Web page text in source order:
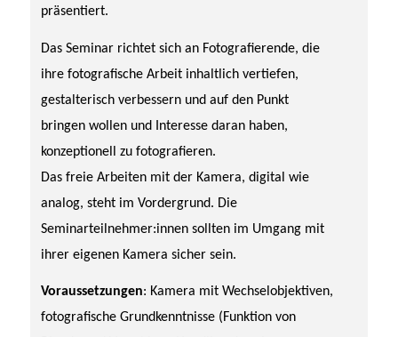
präsentiert.
Das Seminar richtet sich an Fotografierende, die
ihre fotografische Arbeit inhaltlich vertiefen,
gestalterisch verbessern und auf den Punkt
bringen wollen und Interesse daran haben,
konzeptionell zu fotografieren.
Das freie Arbeiten mit der Kamera, digital wie
analog, steht im Vordergrund. Die
Seminarteilnehmer:innen sollten im Umgang mit
ihrer eigenen Kamera sicher sein.
Voraussetzungen: Kamera mit Wechselobjektiven,
fotografische Grundkenntnisse (Funktion von